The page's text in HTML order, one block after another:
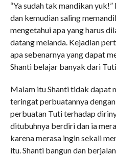
“Ya sudah tak mandikan
dan kemudian saling
mengetahui apa yang harus
datang melanda. Kejadian
apa sebenarnya yang dapat
Shanti belajar banyak dari
Malam itu Shanti tidak dapat
teringat perbuatannya
perbuatan Tuti terhadap
ditubuhnya berdiri dan ia
karena merasa ingin sekali
itu. Shanti bangun dan